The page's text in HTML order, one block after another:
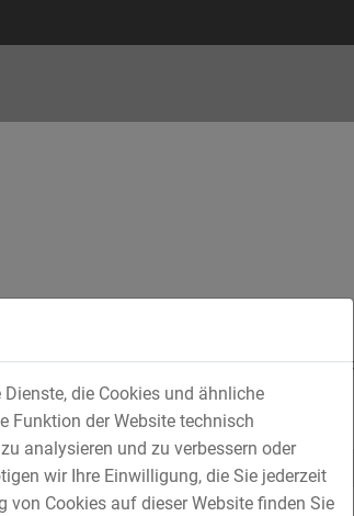
Geschäftsführer bei der
die Cookies und ähnliche
Funktion der Website technisch
analysieren und zu verbessern oder
wir Ihre Einwilligung, die Sie jederzeit
Cookies auf dieser Website finden Sie